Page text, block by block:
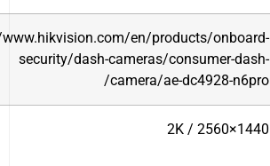
en/products/onboard-
security/dash-cameras/consumer-dash-
camera/ae-dc4928-n6pro/
2K / 2560×1440